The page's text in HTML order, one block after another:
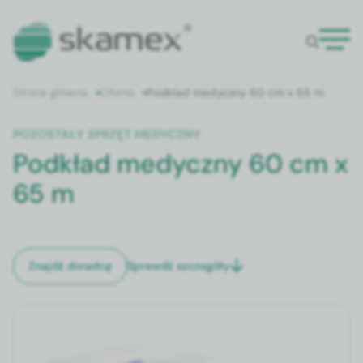
Oferta Podkład medyczny 60 cm x 65 m
POZOSTAŁY SPRZĘT MEDYCZNY
Podkład medyczny 60 cm x
65 m
Znajdź doradcę Sprawdź szczegóły